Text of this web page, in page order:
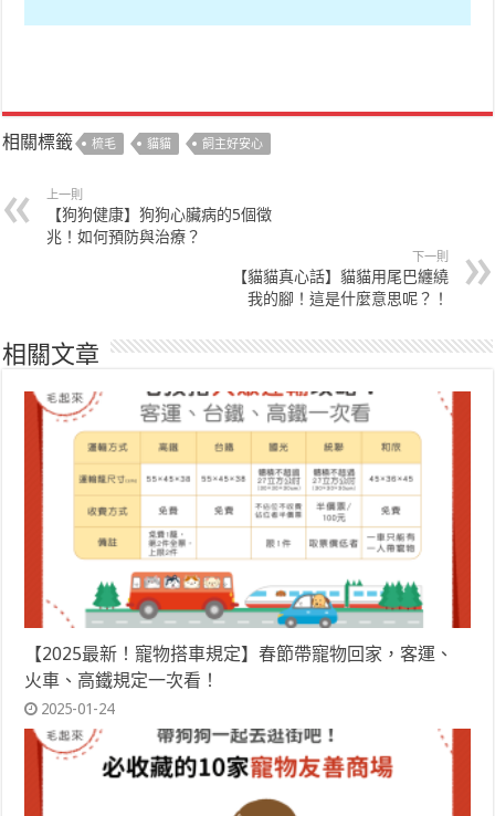
相關標籤 梳毛 貓貓 飼主好安心
上一則
【狗狗健康】狗狗心臟病的5個徵
兆！如何預防與治療？
下一則
【貓貓真心話】貓貓用尾巴纏繞
我的腳！這是什麼意思呢？！
相關文章
【2025最新！寵物搭車規定】春節帶寵物回家，客運、
火車、高鐵規定一次看！
2025-01-24